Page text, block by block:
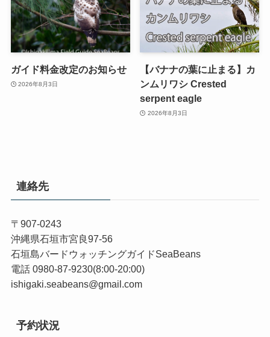
ガイド料金改定のお知らせ
2026年8月3日
【バナナの葉に止まる】カ
ンムリワシ Crested
serpent eagle
2026年8月3日
連絡先
〒907-0243
沖縄県石垣市宮良97-56
石垣島バードウォッチングガイドSeaBeans
電話 0980-87-9230(8:00-20:00)
ishigaki.seabeans@gmail.com
予約状況